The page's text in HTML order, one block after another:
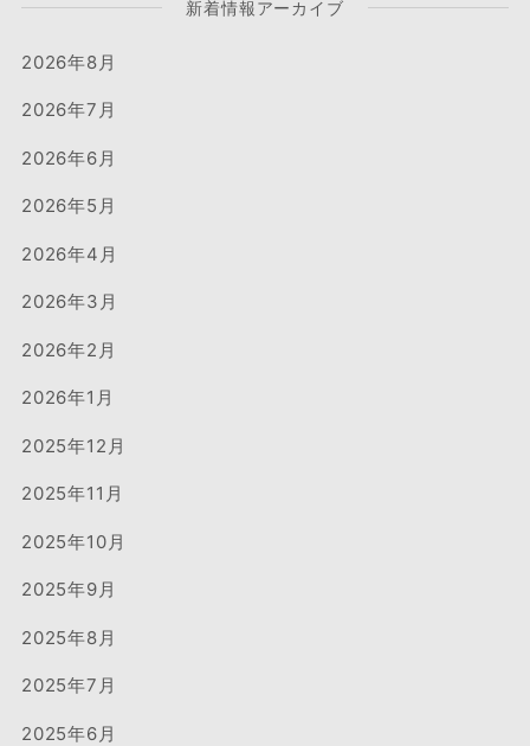
新着情報アーカイブ
2026年8月
2026年7月
2026年6月
2026年5月
2026年4月
2026年3月
2026年2月
2026年1月
2025年12月
2025年11月
2025年10月
2025年9月
2025年8月
2025年7月
2025年6月